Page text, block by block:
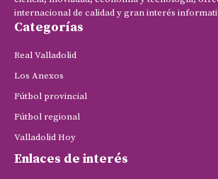
internacional de calidad y gran interés
Categorías
Real Valladolid
Los Anexos
Fútbol provincial
Fútbol regional
Valladolid Hoy
Enlaces de interés